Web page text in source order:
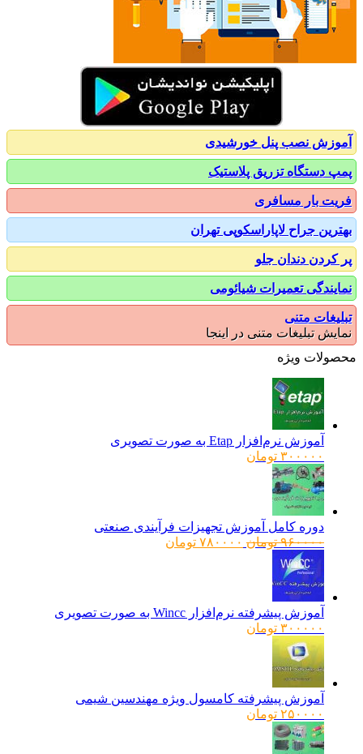
نصب پنل خورشیدی
دستگاه تزریق پلاستیک
بار مسافری
جراح لاپاراسکوپی تهران
دندان جلو
تعمیرات شیائومی
متنی
تبلیغات متنی در اینجا
ویژه
آموزش نرم‌افزار Etap به صورت تصویری
۳۰۰۰۰۰ تومان
دوره کامل آموزش تجهیزات فرآیندی صنعتی
۹۶۰۰۰۰ تومانقیمت
۷۸۰۰۰۰ تومانقیمت
آموزش پیشرفته نرم‌افزار Wincc به صورت تصویری
۳۰۰۰۰۰ تومان
آموزش پیشرفته کامسول ویژه مهندسین شیمی
۲۵۰۰۰۰ تومان